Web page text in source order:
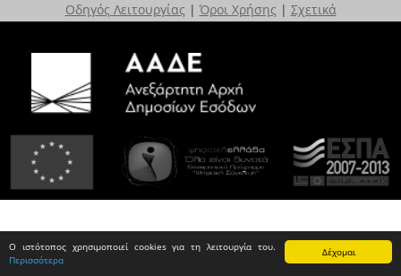
Δέχομαι
Ο ιστότοπος χρησιμοποιεί cookies για τη λειτουργία του.
Περισσότερα
Οδηγός Λειτουργίας | Όροι Χρήσης | Σχετικά